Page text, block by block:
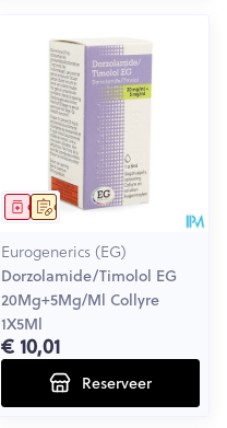
Op voorschrift
Geneesmiddel
Eurogenerics (EG)
Dorzolamide/Timolol EG
20Mg+5Mg/Ml Collyre
1X5Ml
€ 10,01
Reserveer